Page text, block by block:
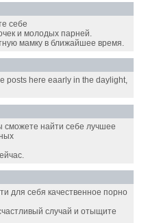
себе
и молодых парней.
мамку в ближайшее время.
posts here eaarly in the daylight,
сможете найти себе лучшее
для себя качественное порно
случай и отыщите